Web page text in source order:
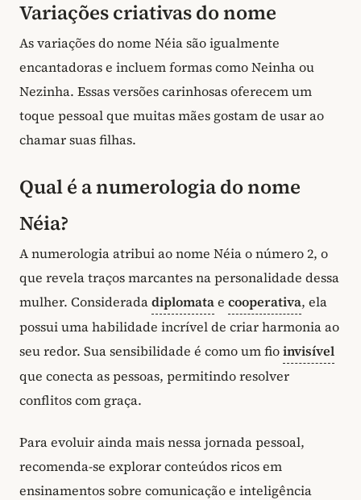
Variações criativas do nome
As variações do nome Néia são igualmente
encantadoras e incluem formas como Neinha ou
Nezinha. Essas versões carinhosas oferecem um
toque pessoal que muitas mães gostam de usar ao
chamar suas filhas.
Qual é a numerologia do nome
Néia?
A numerologia atribui ao nome Néia o número 2, o
que revela traços marcantes na personalidade dessa
mulher. Consideradadiplomatae cooperativa, ela
possui uma habilidade incrível de criar harmonia ao
seu redor. Sua sensibilidade é como um fioinvisível
que conecta as pessoas, permitindo resolver
conflitos com graça.
Para evoluir ainda mais nessa jornada pessoal,
recomenda-se explorar conteúdos ricos em
ensinamentos sobre comunicação e inteligência